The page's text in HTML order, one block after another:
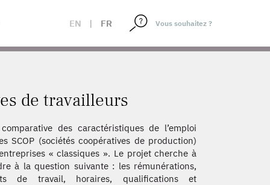
EN | FR
de travailleurs
des caractéristiques de l’emploi
SCOP (sociétés coopératives de production)
« classiques ». Le projet cherche à
à la question suivante : les rémunérations,
de travail, horaires, qualifications et